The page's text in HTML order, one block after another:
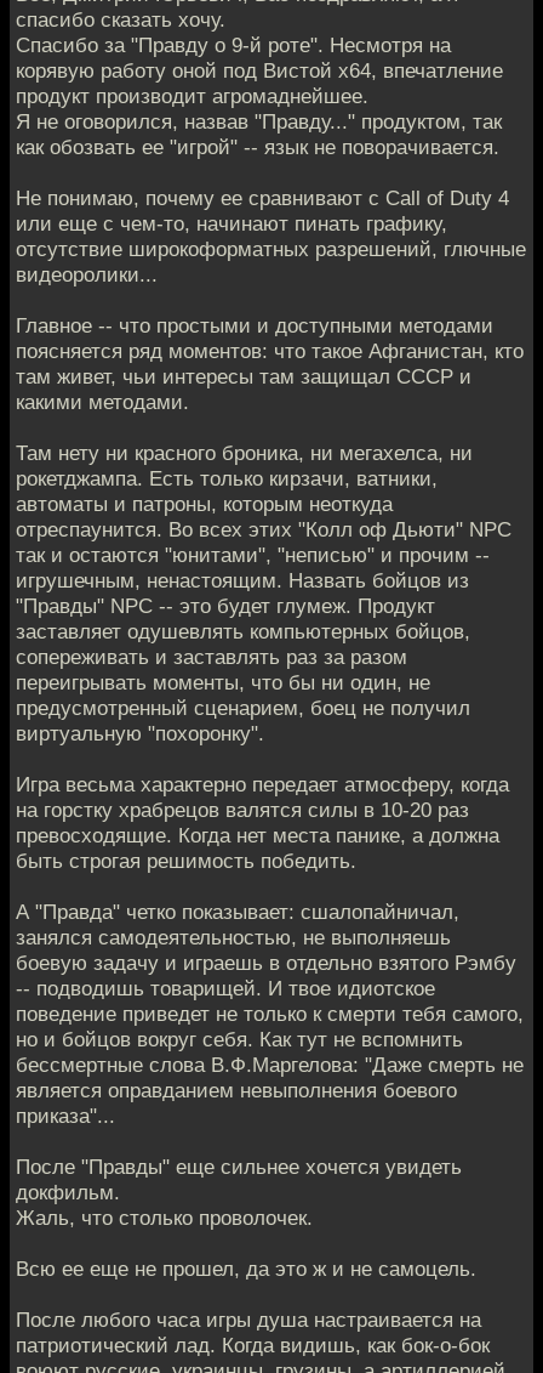
спасибо сказать хочу.
Спасибо за "Правду о 9-й роте". Несмотря на
корявую работу оной под Вистой х64, впечатление
продукт производит агромаднейшее.
Я не оговорился, назвав "Правду..." продуктом, так
как обозвать ее "игрой" -- язык не поворачивается.
Не понимаю, почему ее сравнивают с Call of Duty 4
или еще с чем-то, начинают пинать графику,
отсутствие широкоформатных разрешений, глючные
видеоролики...
Главное -- что простыми и доступными методами
поясняется ряд моментов: что такое Афганистан, кто
там живет, чьи интересы там защищал СССР и
какими методами.
Там нету ни красного броника, ни мегахелса, ни
рокетджампа. Есть только кирзачи, ватники,
автоматы и патроны, которым неоткуда
отреспаунится. Во всех этих "Колл оф Дьюти" NPC
так и остаются "юнитами", "неписью" и прочим --
игрушечным, ненастоящим. Назвать бойцов из
"Правды" NPC -- это будет глумеж. Продукт
заставляет одушевлять компьютерных бойцов,
сопереживать и заставлять раз за разом
переигрывать моменты, что бы ни один, не
предусмотренный сценарием, боец не получил
виртуальную "похоронку".
Игра весьма характерно передает атмосферу, когда
на горстку храбрецов валятся силы в 10-20 раз
превосходящие. Когда нет места панике, а должна
быть строгая решимость победить.
А "Правда" четко показывает: сшалопайничал,
занялся самодеятельностью, не выполняешь
боевую задачу и играешь в отдельно взятого Рэмбу
-- подводишь товарищей. И твое идиотское
поведение приведет не только к смерти тебя самого,
но и бойцов вокруг себя. Как тут не вспомнить
бессмертные слова В.Ф.Маргелова: "Даже смерть не
является оправданием невыполнения боевого
приказа"...
После "Правды" еще сильнее хочется увидеть
докфильм.
Жаль, что столько проволочек.
Всю ее еще не прошел, да это ж и не самоцель.
После любого часа игры душа настраивается на
патриотический лад. Когда видишь, как бок-о-бок